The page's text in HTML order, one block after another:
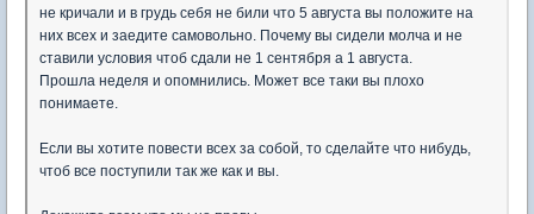
не кричали и в грудь себя не били что 5 августа вы положите на
них всех и заедите самовольно. Почему вы сидели молча и не
ставили условия чтоб сдали не 1 сентября а 1 августа.
Прошла неделя и опомнились. Может все таки вы плохо
понимаете.
Если вы хотите повести всех за собой, то сделайте что нибудь,
чтоб все поступили так же как и вы.